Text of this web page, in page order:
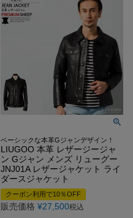
ベーシックな本革Gジャンデザイン！
LIUGOO 本革 レザージージャ
ン Gジャン メンズ リューグー
JNJ01A レザージャケット ライ
ダースジャケット
クーポン利用で10％OFF
販売価格 ¥27,500税込